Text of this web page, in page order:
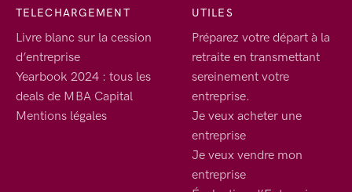
TELECHARGEMENT
Livre blanc sur la cession
d’entreprise
Yearbook 2024 : tous les
deals de MBA Capital
Mentions légales
UTILES
Préparez votre départ à la
retraite en transmettant
sereinement votre
entreprise.
Je veux acheter une
entreprise
Je veux vendre mon
entreprise